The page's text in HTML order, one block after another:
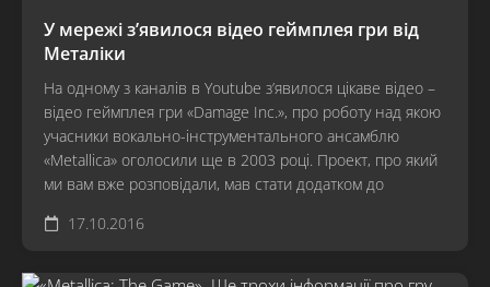
У мережі з’явилося відео геймплея гри від
Металіки
На одному з каналів в Youtube з’явилося цікаве відео –
відео геймплея гри «Damage Inc.», про роботу над якою
учасники вокально-інструментального ансамблю
«Metallica» оголосили ще в 2003 році. Проект, про який
ми вам вже розповідали, мав стати додатком до
17.10.2016